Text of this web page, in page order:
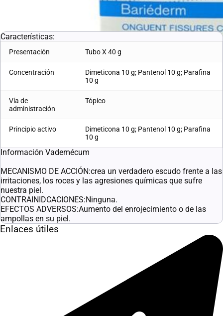
L. 785.01
Características:
Presentación Tubo X 40 g
Concentración
Dimeticona 10 g; Pantenol 10 g; Parafina
10 g
Vía de
administración
Tópico
Principio activo
Dimeticona 10 g; Pantenol 10 g; Parafina
10 g
Información Vademécum
MECANISMO DE ACCIÓN:crea un verdadero escudo frente a las
irritaciones, los roces y las agresiones químicas que sufre
nuestra piel.
CONTRAINIDCACIONES:Ninguna.
EFECTOS ADVERSOS:Aumento del enrojecimiento o de las
ampollas en su piel.
Enlaces útiles